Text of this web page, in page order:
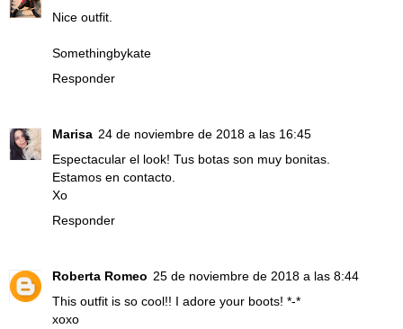
Nice outfit.
Somethingbykate
Responder
Marisa 24 de noviembre de 2018 a las 16:45
Espectacular el look! Tus botas son muy bonitas.
Estamos en contacto.
Xo
Responder
Roberta Romeo 25 de noviembre de 2018 a las 8:44
This outfit is so cool!! I adore your boots! *-*
xoxo